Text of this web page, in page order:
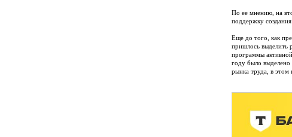
По ее мнению, на
поддержку
Еще до того, как
пришлось выделить
программы
году было
рынка труда, в этом